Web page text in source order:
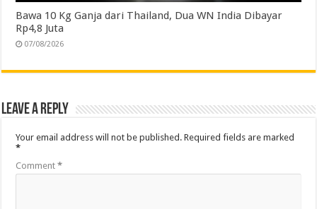
Bawa 10 Kg Ganja dari Thailand, Dua WN India Dibayar
Rp4,8 Juta
07/08/2026
Leave a Reply
Your email address will not be published. Required fields are marked
*
Comment*